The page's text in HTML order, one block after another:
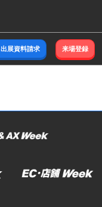
出展資料請求 来場登録